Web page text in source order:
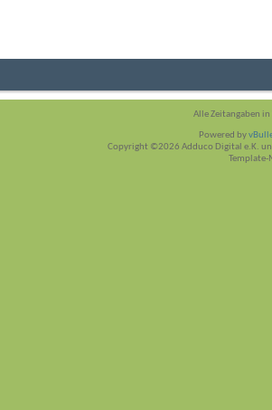
Alle Zeitangaben in
Powered by
Copyright ©2026 Adduco Digital e.K.